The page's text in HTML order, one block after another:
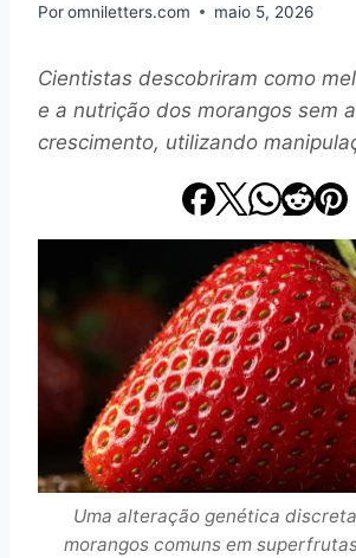
Poromniletters.com maio 5, 2026
Cientistas descobriram como
e a nutrição dos morangos sem
crescimento, utilizando
Uma alteração genética
morangos comuns em